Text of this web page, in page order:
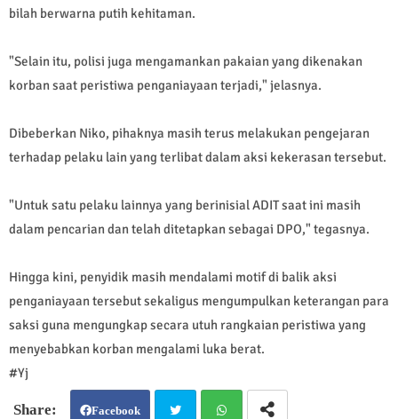
bilah berwarna putih kehitaman.
"Selain itu, polisi juga mengamankan pakaian yang dikenakan
korban saat peristiwa penganiayaan terjadi," jelasnya.
Dibeberkan Niko, pihaknya masih terus melakukan pengejaran
terhadap pelaku lain yang terlibat dalam aksi kekerasan tersebut.
"Untuk satu pelaku lainnya yang berinisial ADIT saat ini masih
dalam pencarian dan telah ditetapkan sebagai DPO," tegasnya.
Hingga kini, penyidik masih mendalami motif di balik aksi
penganiayaan tersebut sekaligus mengumpulkan keterangan para
saksi guna mengungkap secara utuh rangkaian peristiwa yang
menyebabkan korban mengalami luka berat.
#Yj
Facebook